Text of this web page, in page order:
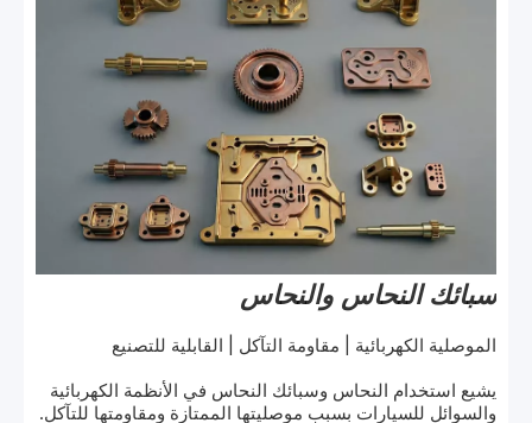
سبائك النحاس والنحاس
الموصلية الكهربائية | مقاومة التآكل | القابلية للتصنيع
يشيع استخدام النحاس وسبائك النحاس في الأنظمة الكهربائية
والسوائل للسيارات بسبب موصليتها الممتازة ومقاومتها للتآكل.